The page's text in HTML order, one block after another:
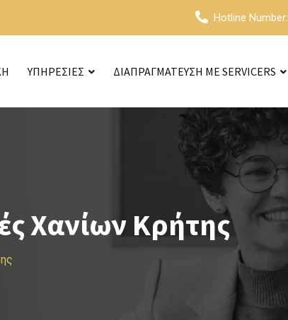
Hotline Number:
ΥΠΗΡΕΣΙΕΣ ΔΙΑΠΡΑΓΜΑΤΕΥΣΗ ΜΕ SERVICERS
Χανίων Κρήτης